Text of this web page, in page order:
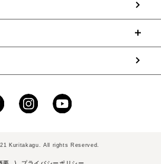
Kuritakagu. All rights Reserved.